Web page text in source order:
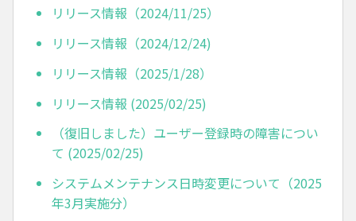
リリース情報（2024/11/25）
リリース情報（2024/12/24)
リリース情報（2025/1/28）
リリース情報 (2025/02/25)
（復旧しました）ユーザー登録時の障害につい
て (2025/02/25)
システムメンテナンス日時変更について（2025
年3月実施分）